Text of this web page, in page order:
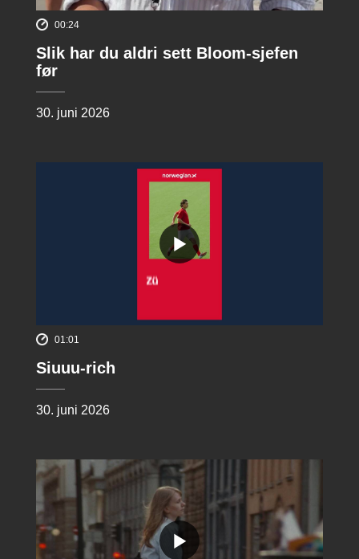
00:24
Slik har du aldri sett Bloom-sjefen
før
30. juni 2026
01:01
Siuuu-rich
30. juni 2026